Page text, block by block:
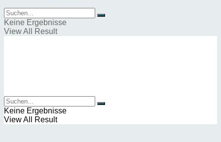
Keine Ergebnisse
View All Result
Keine Ergebnisse
View All Result